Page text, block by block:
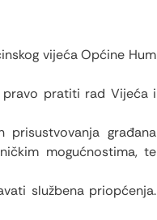
vijeća Općine Hum
pravo pratiti rad Vijeća i
građana
mogućnostima, te
službena priopćenja.